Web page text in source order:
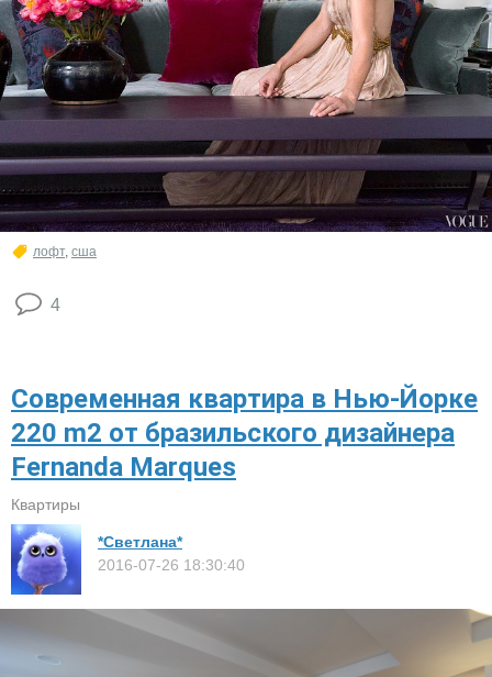
лофт, сша
4
Современная квартира в Нью-Йорке
220 m2 от бразильского дизайнера
Fernanda Marques
Квартиры
*Светлана*
2016-07-26 18:30:40